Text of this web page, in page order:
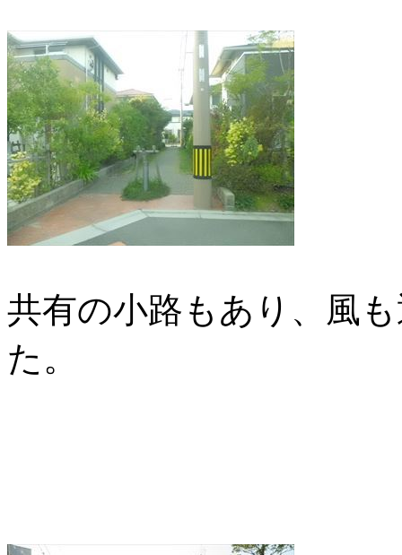
共有の小路もあり、風
た。